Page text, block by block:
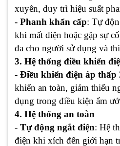
xuyên, duy trì hiệu suất
- Phanh khẩn cấp: Tự
khi mất điện hoặc gặp sự
đa cho người sử dụng và
3. Hệ thống điều khiển
- Điều khiển điện áp thấp
khiển an toàn, giảm thiểu
dụng trong điều kiện ẩm
4. Hệ thống an toàn
- Tự động ngắt điện: Hệ
điện khi xích đến giới hạn